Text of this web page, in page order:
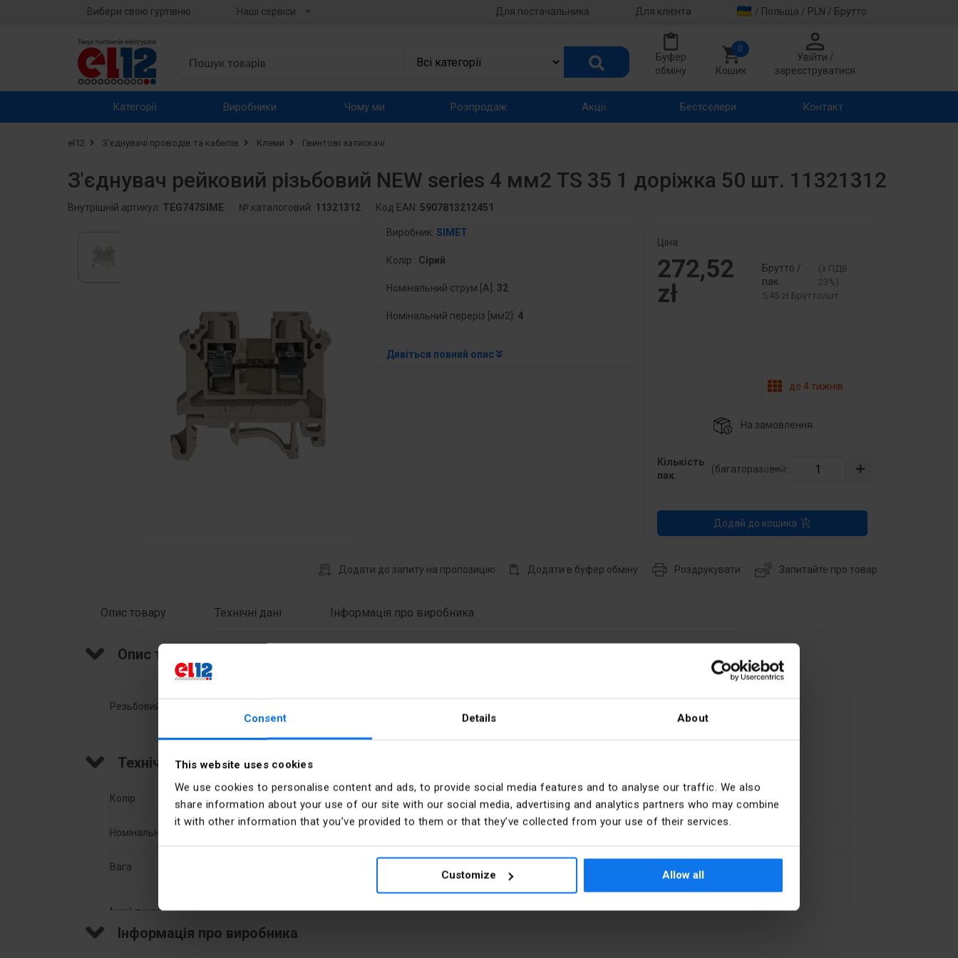
Consent Details About
This website uses cookies
We use cookies to personalise content and ads, to provide social media features and to analyse our traffic. We also
share information about your use of our site with our social media, advertising and analytics partners who may combine
it with other information that you’ve provided to them or that they’ve collected from your use of their services.
Customize Allow all
Вибери свою гуртівню Наші сервіси Для постачальника Для клієнта / Польща / PLN / Брутто
Буфер
обміну
Кошик
0
Увійти /
зареєструватися
Категорії Виробники Чому ми Розпродаж Акції Бестселери Контакт
el12 З’єднувачі проводів та кабелів Клеми Гвинтові затискачі
З'єднувач рейковий різьбовий NEW series 4 мм2 TS 35 1 доріжка 50 шт. 11321312
Внутрішній артикул: TEG747SIME № каталоговий: 11321312 Код EAN: 5907813212451
Виробник: SIMET
Колір : Сірий
Номінальний струм [A]: 32
Номінальний переріз [мм2]: 4
Дивіться повний опис
Ціна:
272,52
zł
Брутто /
пак.
(з ПДВ
23%)
5,45 zł Брутто/шт.
до 4 тижнів
На замовлення
Кількість
пак.
(багаторазовий:
Додай до кошика
Додати до запиту на пропозицію Додати в буфер обміну Роздрукувати Запитайте про товар
Опис товару Технічні дані Інформація про виробника
Опис товару
Резьбовий клемник, серія NEW, 4 мм2, TS 32.35, 1 доріжка
Технічні дані
Колір Сірий
Номінальний переріз [мм2]
Вага
Номінальний струм [A] 32
Інші технічні дані
Інформація про виробника